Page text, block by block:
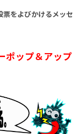
をよびかけるメッセ
ポップ＆アップ